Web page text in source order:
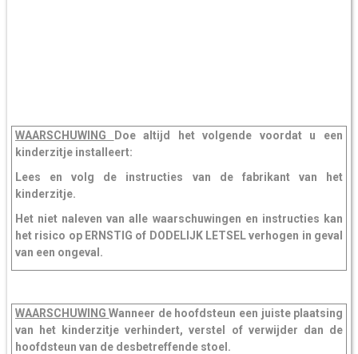
WAARSCHUWING
Doe altijd het volgende voordat u een
kinderzitje installeert:
Lees en volg de instructies van de fabrikant van het
kinderzitje.
Het niet naleven van alle waarschuwingen en instructies kan
het risico op ERNSTIG of DODELIJK LETSEL verhogen in geval
van een ongeval.
WAARSCHUWINGWanneer de hoofdsteun een juiste plaatsing
van het kinderzitje verhindert, verstel of verwijder dan de
hoofdsteun van de desbetreffende stoel.